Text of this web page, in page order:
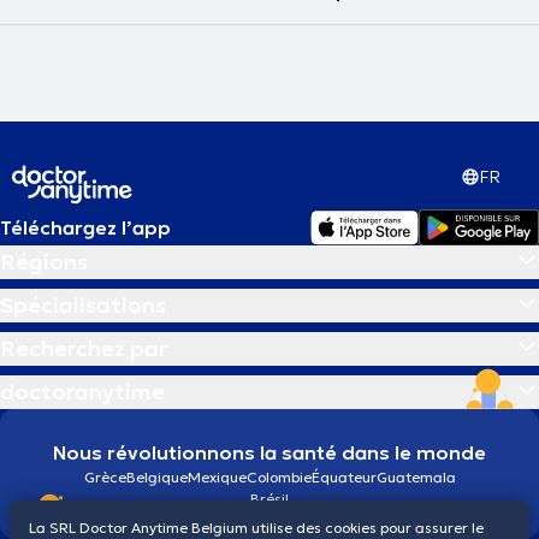
FR
Téléchargez l’app
Nous révolutionnons la santé dans le monde
GrèceBelgiqueMexiqueColombieÉquateurGuatemala
Brésil
La SRL Doctor Anytime Belgium utilise des cookies pour assurer le